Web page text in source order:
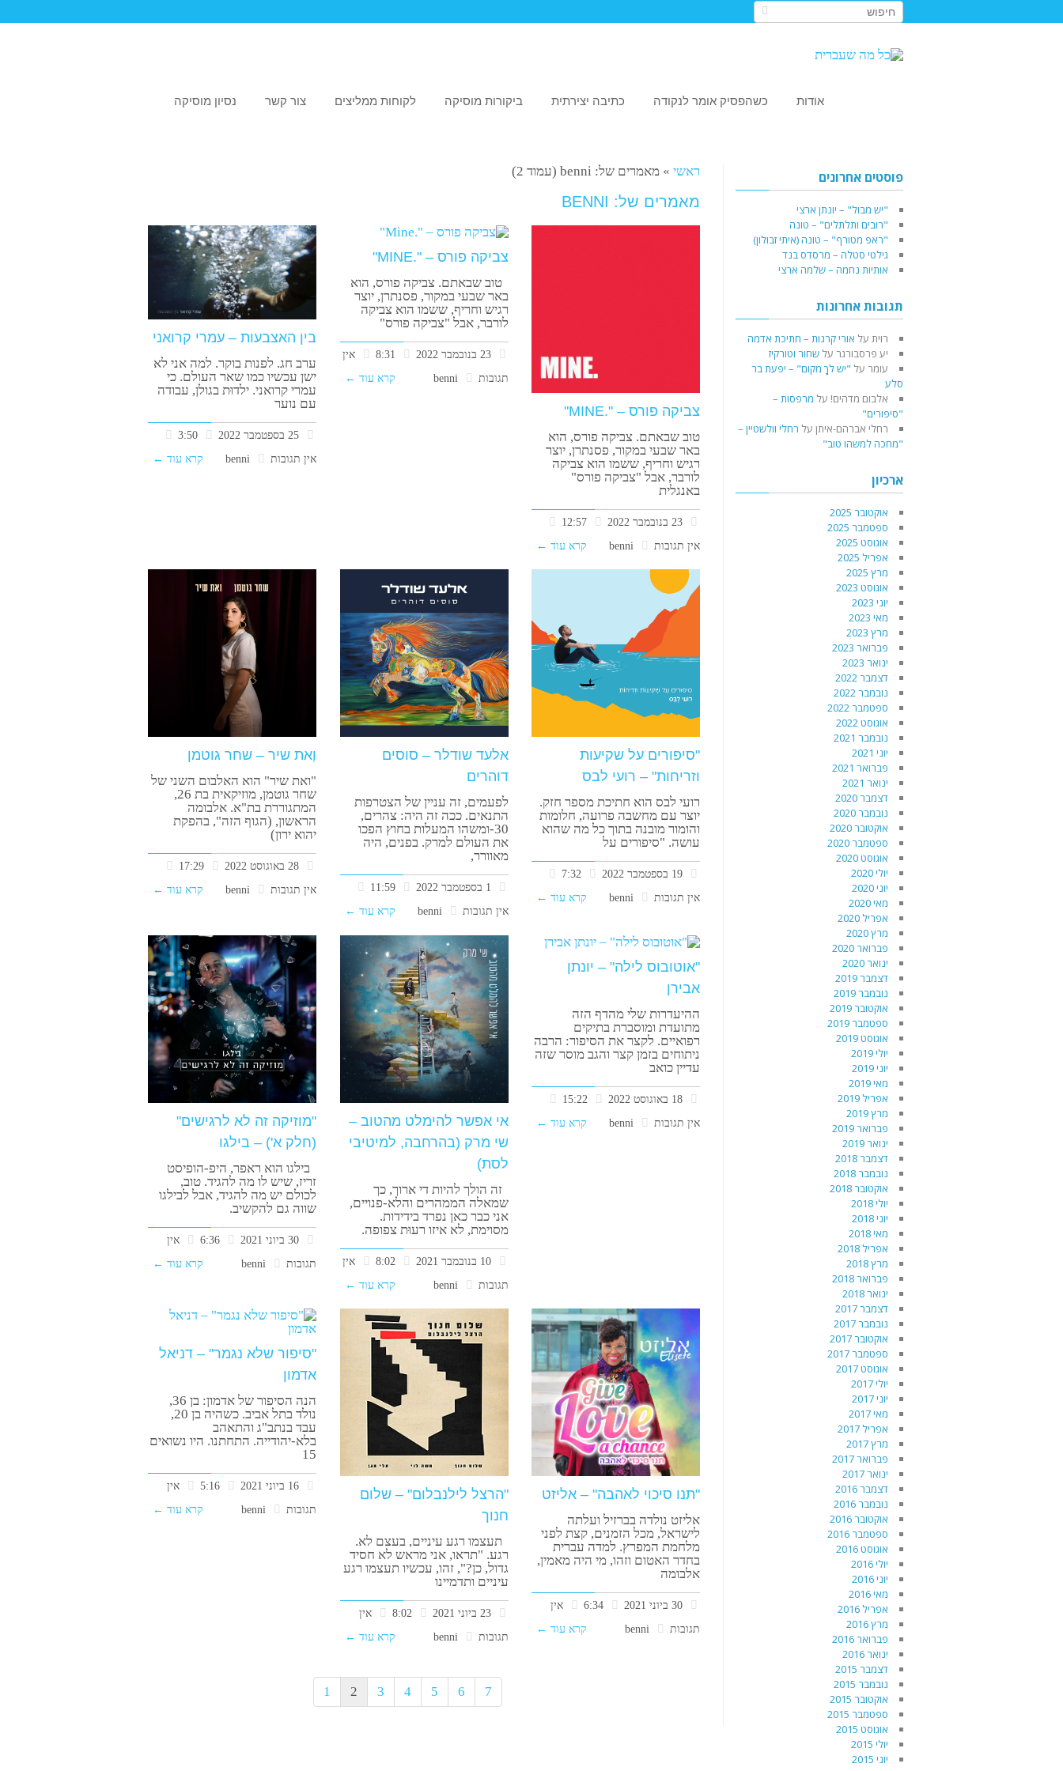
אודות כשהפסיק אומר לנקודה כתיבה יצירתית ביקורות מוסיקה לקוחות ממליצים צור קשר נסיון מוסיקה
ראשי » מאמרים של: benni (עמוד 2)
מאמרים של: BENNI
צביקה פורס – ".MINE"
טוב שבאתם. צביקה פורס, הוא
באר שבעי במקור, פסנתרן, יוצר
רגיש וחריף, ששמו הוא צביקה
לורבר, אבל "צביקה פורס"
באנגלית
23 בנובמבר 2022
12:57
אין תגובות
benni קרא עוד ←
צביקה פורס – ".MINE"
טוב שבאתם. צביקה פורס, הוא
באר שבעי במקור, פסנתרן, יוצר
רגיש וחריף, ששמו הוא צביקה
לורבר, אבל "צביקה פורס"
23 בנובמבר 2022
אין
תגובות
benni קרא עוד ←
בין האצבעות – עמרי קרואני
ערב חג. לפנות בוקר. למה אני לא
ישן עכשיו כמו שאר העולם. כי
עמרי קרואני. ילדוּת בגולן, עבודה
עם נוער
25 בספטמבר 2022
3:50
אין תגובות
benni קרא עוד ←
"סיפורים על שקיעות
וזריחות" – רועי לבס
רועי לבס הוא חתיכת מספר חזק.
יוצר עם מחשבה פרועה, חלומות
והומור מובנה בתוך כל מה שהוא
עושה. "סיפורים על
19 בספטמבר 2022
7:32
אין תגובות
benni קרא עוד ←
אלעד שודלר – סוסים
דוהרים
לפעמים, זה עניין של הצטרפות
התנאים. ככה זה היה: צהרים,
30-ומשהו המעלות בחוץ הפכו
את העולם למרק. בפנים, היה
מאוורר,
11:59
אין תגובות
benni קרא עוד ←
וְאת שיר – שחר גוטמן
"ואת שיר" הוא האלבום השני של
שחר גוטמן, מוזיקאית בת 26,
המתגוררת בת"א. אלבומה
הראשון, (הגוף הזה", בהפקת
יהוא ירון)
28 באוגוסט 2022
17:29
אין תגובות
benni קרא עוד ←
"אוטובוס לילה" – יונתן
אבירן
ההיעדרות שלי מהדף הזה
מתועדת ומוסברת בתיקים
רפואיים. לקצר את הסיפור: הרבה
ניתוחים בזמן קצר והגב מוסר שזה
עדיין כואב
18 באוגוסט 2022
אין תגובות
benni קרא עוד ←
אי אפשר להימלט מהטוב –
שי מרק (בהרחבה, למיטיבי
לסת)
זה הולך להיות די ארוך, כך
שמאלה הממהרים והלא-פנויים,
אני כבר כאן נפרד בידידות.
מסוימת, לא איזו רעוּת צפופה.
10 בנובמבר 2021 8:02
אין
תגובות
benni קרא עוד ←
"מוזיקה זה לא לרגישים"
(חלק א') – בילגו
בילגו הוא ראפר, היפ-הופיסט
זריז, שיש לו מה להגיד. טוב,
לכולם יש מה להגיד, אבל לבילגו
שווה גם להקשיב.
30 ביוני 2021 6:36
אין
תגובות
benni קרא עוד ←
"תנו סיכוי לאהבה" – אליזט
אליזט נולדה בברזיל ועלתה
לישראל, מכל הזמנים, קצת לפני
מלחמת המפרץ. למדה עברית
בחדר האטום וזהו, מי היה מאמין,
אלבומה
30 ביוני 2021 6:34
אין
תגובות
benni קרא עוד ←
"הרצל לילנבלום" – שלום
חנוך
תעצמו רגע עיניים, בעצם לא.
רגע. "תראו, אני מראש לא חסיד
גדול, כן?", זהו, עכשיו תעצמו רגע
עיניים ותדמיינו
23 ביוני 2021 8:02
אין
תגובות
benni קרא עוד ←
"סיפור שלא נגמר" – דניאל
אדמון
הנה הסיפור של אדמון: בן 36,
נולד בתל אביב. כשהיה בן 20,
עבד בנתב"ג והתאהב
בלא-יהודייה. התחתנו. היו נשואים
15
16 ביוני 2021 5:16
אין
תגובות
benni קרא עוד ←
1 2 3 4 5 6 7
פוסטים אחרונים
"יש מבול" – יונתן ארצי
"רובים ותלתלים" – טונה
"ראפ מטורף" – טונה (איתי זבולון)
גילטי סטלה – מרסדס בנד
אותיות נחמה – שלמה ארצי
תגובות אחרונות
רוית על אורי קרנות – חתיכת אדמה
יע פרסבורגר על שחור וטורקיז
עומר על "יש לךָ מקום" – יפעת בר
סלע
אלבום מדהים! על מרפסות –
"סיפורים"
רחלי אברהם-איתן על רחלי וולשטיין –
"מחכה למשהו טוב"
ארכיון
אוקטובר 2025
ספטמבר 2025
אוגוסט 2025
אפריל 2025
מרץ 2025
אוגוסט 2023
יוני 2023
מאי 2023
מרץ 2023
פברואר 2023
ינואר 2023
דצמבר 2022
נובמבר 2022
ספטמבר 2022
אוגוסט 2022
נובמבר 2021
יוני 2021
פברואר 2021
ינואר 2021
דצמבר 2020
נובמבר 2020
אוקטובר 2020
ספטמבר 2020
אוגוסט 2020
יולי 2020
יוני 2020
מאי 2020
אפריל 2020
מרץ 2020
פברואר 2020
ינואר 2020
דצמבר 2019
נובמבר 2019
אוקטובר 2019
ספטמבר 2019
אוגוסט 2019
יולי 2019
יוני 2019
מאי 2019
אפריל 2019
מרץ 2019
פברואר 2019
ינואר 2019
דצמבר 2018
נובמבר 2018
אוקטובר 2018
יולי 2018
יוני 2018
מאי 2018
אפריל 2018
מרץ 2018
פברואר 2018
ינואר 2018
דצמבר 2017
נובמבר 2017
אוקטובר 2017
ספטמבר 2017
אוגוסט 2017
יולי 2017
יוני 2017
מאי 2017
אפריל 2017
מרץ 2017
פברואר 2017
ינואר 2017
דצמבר 2016
נובמבר 2016
אוקטובר 2016
ספטמבר 2016
אוגוסט 2016
יולי 2016
יוני 2016
מאי 2016
אפריל 2016
מרץ 2016
פברואר 2016
ינואר 2016
דצמבר 2015
נובמבר 2015
אוקטובר 2015
ספטמבר 2015
אוגוסט 2015
יולי 2015
יוני 2015